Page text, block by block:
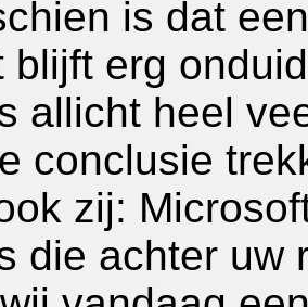
is dat
blijft erg
allicht heel
conclusie
zij:
die achter uw